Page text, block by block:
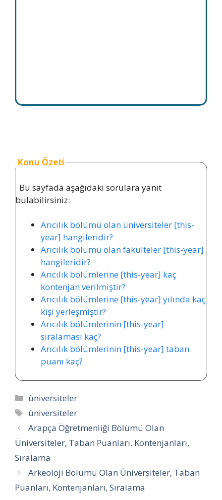
Konu Özeti
Bu sayfada aşağıdaki sorulara yanıt
bulabilirsiniz:
Arıcılık bölümü olan üniversiteler [this-
year] hangileridir?
Arıcılık bölümü olan fakülteler [this-year]
hangileridir?
Arıcılık bölümlerine [this-year] kaç
kontenjan verilmiştir?
Arıcılık bölümlerine [this-year] yılında kaç
kişi yerleşmiştir?
Arıcılık bölümlerinin [this-year]
sıralaması kaç?
Arıcılık bölümlerinin [this-year] taban
puanı kaç?
Kategoriler
üniversiteler
Etiketler
üniversiteler
Arapça Öğretmenliği Bölümü Olan
Üniversiteler, Taban Puanları, Kontenjanları,
Sıralama
Arkeoloji Bölümü Olan Üniversiteler, Taban
Puanları, Kontenjanları, Sıralama